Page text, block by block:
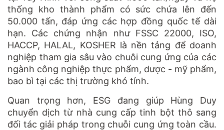
thống kho thành phẩm có sức chứa lên đến
50.000 tấn, đáp ứng các hợp đồng quốc tế dài
hạn. Các chứng nhận như FSSC 22000, ISO,
HACCP, HALAL, KOSHER là nền tảng để doanh
nghiệp tham gia sâu vào chuỗi cung ứng của các
ngành công nghiệp thực phẩm, dược - mỹ phẩm,
bao bì tại các thị trường khó tính.
Quan trọng hơn, ESG đang giúp Hùng Duy
chuyển dịch từ nhà cung cấp tinh bột thô sang
đối tác giải pháp trong chuỗi cung ứng toàn cầu.